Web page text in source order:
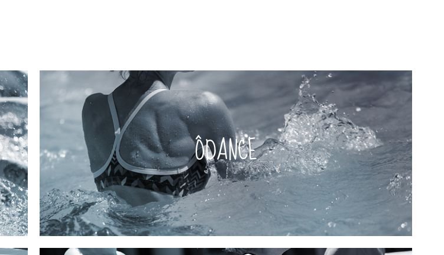
ÔDANCE
ÔDANCE
L’énergie des chorégraphies de la zumba, associée à la douceur et aux bienfaits de
l’eau. Voilà ce qui vous attend avec l'Ôdance ! Rythmées par des musiques latines, ces
séances vous permettent de brûler un maximum de calories et de tonifier votre
silhouette. L'idéal pour allier sport et fun !
à quel moment ?